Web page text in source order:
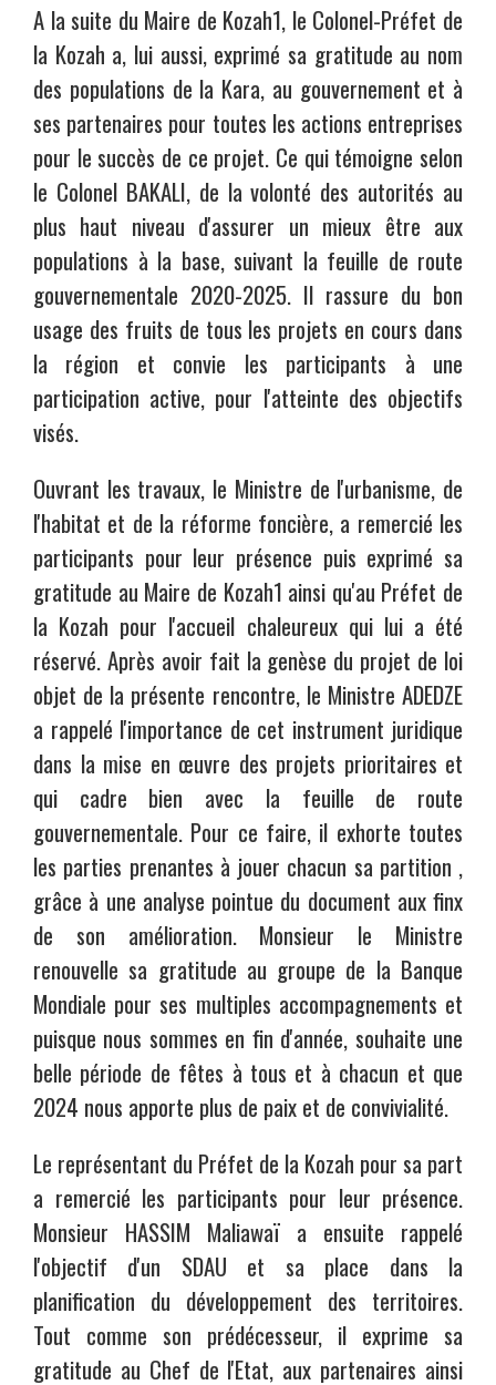
A la suite du Maire de Kozah1, le Colonel-Préfet de
la Kozah a, lui aussi, exprimé sa gratitude au nom
des populations de la Kara, au gouvernement et à
ses partenaires pour toutes les actions entreprises
pour le succès de ce projet. Ce qui témoigne selon
le Colonel BAKALI, de la volonté des autorités au
plus haut niveau d'assurer un mieux être aux
populations à la base, suivant la feuille de route
gouvernementale 2020-2025. Il rassure du bon
usage des fruits de tous les projets en cours dans
la région et convie les participants à une
participation active, pour l'atteinte des objectifs
visés.
Ouvrant les travaux, le Ministre de l'urbanisme, de
l'habitat et de la réforme foncière, a remercié les
participants pour leur présence puis exprimé sa
gratitude au Maire de Kozah1 ainsi qu'au Préfet de
la Kozah pour l'accueil chaleureux qui lui a été
réservé. Après avoir fait la genèse du projet de loi
objet de la présente rencontre, le Ministre ADEDZE
a rappelé l'importance de cet instrument juridique
dans la mise en œuvre des projets prioritaires et
qui cadre bien avec la feuille de route
gouvernementale. Pour ce faire, il exhorte toutes
les parties prenantes à jouer chacun sa partition ,
grâce à une analyse pointue du document aux finx
de son amélioration. Monsieur le Ministre
renouvelle sa gratitude au groupe de la Banque
Mondiale pour ses multiples accompagnements et
puisque nous sommes en fin d'année, souhaite une
belle période de fêtes à tous et à chacun et que
2024 nous apporte plus de paix et de convivialité.
Le représentant du Préfet de la Kozah pour sa part
a remercié les participants pour leur présence.
Monsieur HASSIM Maliawaï a ensuite rappelé
l'objectif d'un SDAU et sa place dans la
planification du développement des territoires.
Tout comme son prédécesseur, il exprime sa
gratitude au Chef de l'Etat, aux partenaires ainsi